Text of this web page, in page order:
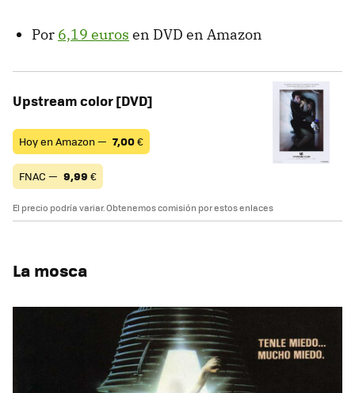
Por 6,19 euros en DVD en Amazon
Upstream color [DVD]
Hoy en Amazon — 7,00€
FNAC — 9,99 €
El precio podría variar. Obtenemos comisión por estos enlaces
La mosca